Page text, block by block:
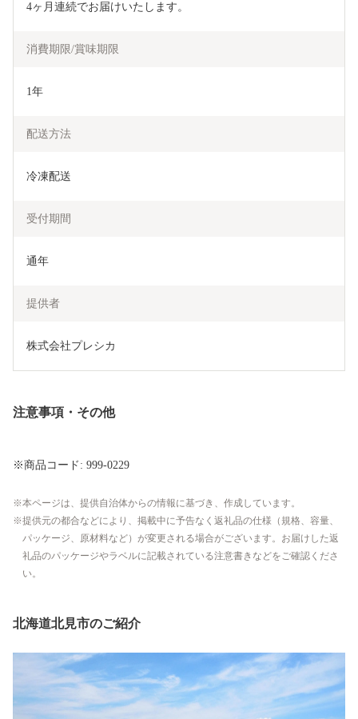
4ヶ月連続でお届けいたします。
消費期限/賞味期限
1年
配送方法
冷凍配送
受付期間
通年
提供者
株式会社プレシカ
注意事項・その他
※商品コード: 999-0229
本ページは、提供自治体からの情報に基づき、作成しています。
提供元の都合などにより、掲載中に予告なく返礼品の仕様（規格、容量、
パッケージ、原材料など）が変更される場合がございます。お届けした返
礼品のパッケージやラベルに記載されている注意書きなどをご確認くださ
い。
北海道北見市のご紹介